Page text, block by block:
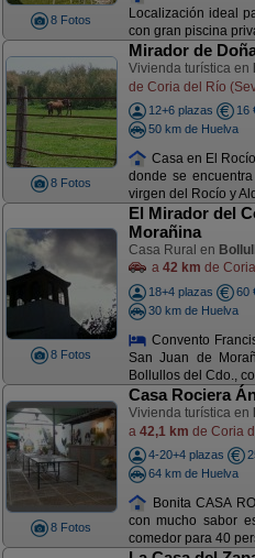
8 Fotos
Localización ideal
con gran piscina
8 Fotos
Mirador de
Vivienda turística en
de Coria del Río
12+6 plazas
16
50 km de Huelva
Casa en El
donde se
virgen del Rocío y
8 Fotos
El Mirador del
Morañina
Casa Rural en
a 42 km de
18+4 plazas
60
30 km de Huelva
Convento
San Juan de
Bollullos del Cdo.,
8 Fotos
Casa Rociera
Vivienda turística en
a 42,1 km de Coria
4-20+4 plazas
64 km de Huelva
Bonita CASA
con mucho sabor
comedor para 40